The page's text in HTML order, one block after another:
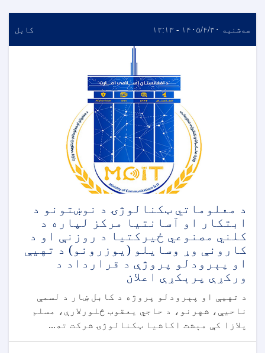
سه‌شنبه ۱۴۰۵/۴/۳۰ - ۱۲:۱۳ کابل
د معلوماتي ټکنالوژۍ د نوښتونو د
ابتکار او آسانتیا مرکز لپاره د
کلني مصنوعي ځیرکتیا د روزنې او د
کارونې وړ وسایلو (یوزرونو) د تهيې
او پېرودلو پروژې د قرارداد د
ورکړې پرېکړې اعلان
د تهيې او پېرودلو پروژه د کابل ښار د لسمې
ناحیې، شهرنو، د حاجي یعقوب څلورلارې، مسلم
پلازا کې مېشت اکاشیا ټکنالوژۍ شرکت ته...